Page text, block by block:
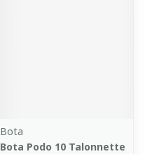
Bota
Bota Podo 10 Talonnette